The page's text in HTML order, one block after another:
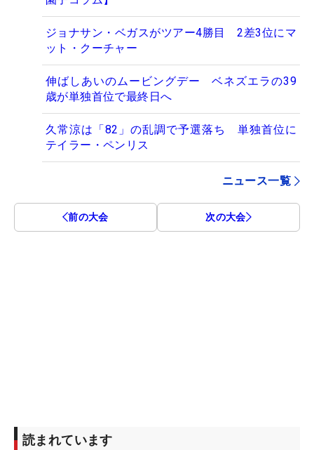
ジョナサン・ベガスがツアー4勝目 2差3位にマ
ット・クーチャー
伸ばしあいのムービングデー ベネズエラの39
歳が単独首位で最終日へ
久常涼は「82」の乱調で予選落ち 単独首位に
テイラー・ペンリス
ニュース一覧
前の大会 次の大会
読まれています